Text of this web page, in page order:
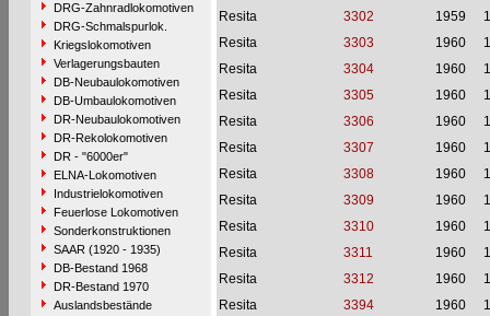
DRG-Zahnradlokomotiven
DRG-Schmalspurlok.
Kriegslokomotiven
Verlagerungsbauten
DB-Neubaulokomotiven
DB-Umbaulokomotiven
DR-Neubaulokomotiven
DR-Rekolokomotiven
DR - "6000er"
ELNA-Lokomotiven
Industrielokomotiven
Feuerlose Lokomotiven
Sonderkonstruktionen
SAAR (1920 - 1935)
DB-Bestand 1968
DR-Bestand 1970
Auslandsbestände
Resita
3302 1959
Resita
3303 1960
Resita
3304 1960
Resita
3305 1960
Resita
3306 1960
Resita
3307 1960
Resita
3308 1960
Resita
3309 1960
Resita
3310 1960
Resita
3311 1960
Resita
3312 1960
Resita
3394 1960